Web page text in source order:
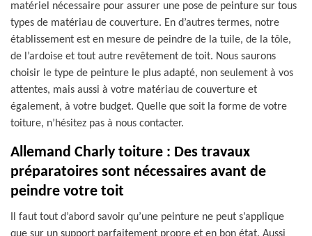
matériel nécessaire pour assurer une pose de peinture sur tous
types de matériau de couverture. En d’autres termes, notre
établissement est en mesure de peindre de la tuile, de la tôle,
de l’ardoise et tout autre revêtement de toit. Nous saurons
choisir le type de peinture le plus adapté, non seulement à vos
attentes, mais aussi à votre matériau de couverture et
également, à votre budget. Quelle que soit la forme de votre
toiture, n’hésitez pas à nous contacter.
Allemand Charly toiture : Des travaux
préparatoires sont nécessaires avant de
peindre votre toit
Il faut tout d’abord savoir qu’une peinture ne peut s’applique